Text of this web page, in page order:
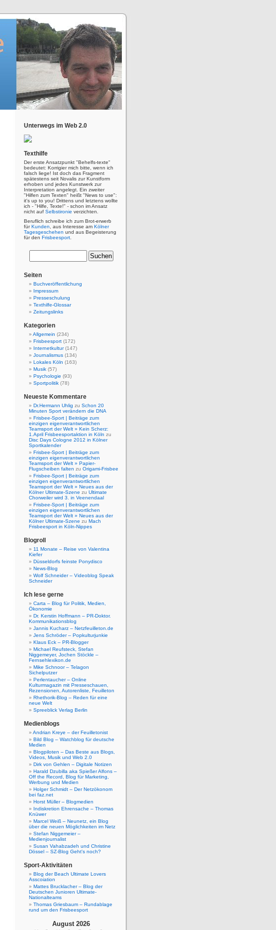
Unterwegs im Web 2.0
Texthilfe
Der erste Ansatzpunkt "Behelfs-texte"
bedeutet: Korrigier mich bitte, wenn ich
falsch liege! Ist doch das Fragment
spätestens seit Novalis zur Kunstform
erhoben und jedes Kunstwerk zur
Interpretation angelegt. Ein zweiter
"Hilfen zum Texten" heißt "News to use":
it's up to you! Drittens und letztens wollte
ich - "Hilfe, Texte!" - schon im Ansatz
nicht auf Selbstironie verzichten.
Beruflich schreibe ich zum Brot-erwerb
fürKunden , aus Interesse am Kölner
Tagesgeschehen und aus Begeisterung
für den Frisbeesport
Seiten
Buchveröffentlichung
Impressum
Presseschulung
Texthilfe-Glossar
Zeitungslinks
Kategorien
Allgemein (234)
Frisbeesport (172)
Internetkultur(147)
Journalismus (134)
Lokales Köln (163)
Musik (57)
Psychologie (93)
Sportpolitik (78)
Neueste Kommentare
Dr.Hermann Uhlig zu Schon 20
Minuten Sport verändern die DNA
Frisbee-Sport | Beiträge zum
einzigen eigenverantwortlichen
Teamsport der Welt » Kein Scherz:
1.April Frisbeesportaktion in Köln zu
Disc Days Cologne 2012 in Kölner
Sportkalender
Frisbee-Sport | Beiträge zum
einzigen eigenverantwortlichen
Teamsport der Welt » Papier-
Flugscheiben falten zu Origami-Frisbee
Frisbee-Sport | Beiträge zum
einzigen eigenverantwortlichen
Teamsport der Welt » Neues aus der
Kölner Ultimate-Szene zu Ultimate
Chorweiler wird 3. in Veenendaal
Frisbee-Sport | Beiträge zum
einzigen eigenverantwortlichen
Teamsport der Welt » Neues aus der
Kölner Ultimate-Szene zu Mach
Frisbeesport in Köln-Nippes
Blogroll
11 Monate – Reise von Valentina
Kiefer
Düsseldorfs feinste Ponydisco
News-Blog
Wolf Schneider – Videoblog Speak
Schneider
Ich lese gerne
Carta – Blog für Politik, Medien,
Ökonomie
Dr. Kerstin Hoffmann – PR-Doktor.
Kommunikationsblog
Jannis Kucharz – Netzfeuilleton.de
Jens Schröder – Popkulturjunkie
Klaus Eck – PR-Blogger
Michael Reufsteck, Stefan
Niggemeyer, Jochen Stöckle –
Fernsehlexikon.de
Mike Schnoor – Telagon
Sichelputzer
Perlentaucher – Online
Kulturmagazin mit Presseschauen,
Rezensionen, Autorenliste, Feuilleton
Rhethorik-Blog – Reden für eine
neue Welt
Spreeblick Verlag Berlin
Medienblogs
Andrian Kreye – der Feuilletonist
Bild Blog – Watchblog für deutsche
Medien
Blogpiloten – Das Beste aus Blogs,
Videos, Musik und Web 2.0
Dirk von Gehlen – Digitale Notizen
Harald Dzubilla aka Spießer Alfons –
Off the Record, Blog für Marketing,
Werbung und Medien
Holger Schmidt – Der Netzökonom
bei faz.net
Horst Müller – Blogmedien
Indiskretion Ehrensache – Thomas
Knüwer
Marcel Weiß – Neunetz, ein Blog
über die neuen Möglichkeiten im Netz
Stefan Niggemeier –
Medienjournalist
Susan Vahabzadeh und Christine
Dössel – SZ-Blog Geht's noch?
Sport-Aktivitäten
Blog der Beach Ultimate Lovers
Asscoiation
Mattes Brucklacher – Blog der
Deutschen Junioren Ultimate-
Nationalteams
Thomas Griesbaum – Rundablage
rund um den Frisbeesport
August 2026